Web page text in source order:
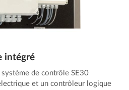
intégré
de contrôle SE30
et un contrôleur logique